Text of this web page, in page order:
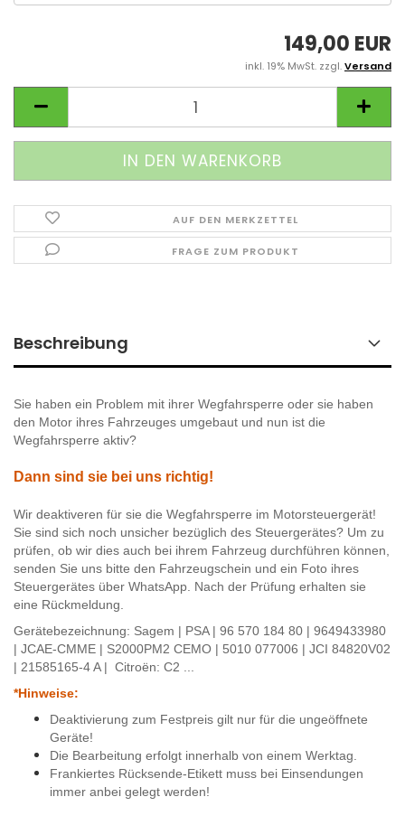
149,00 EUR
inkl. 19% MwSt. zzgl.Versand
AUF DEN MERKZETTEL
FRAGE ZUM PRODUKT
Beschreibung
Sie haben ein Problem mit ihrer Wegfahrsperre oder sie haben
den Motor ihres Fahrzeuges umgebaut und nun ist die
Wegfahrsperre aktiv?
Dann sind sie bei uns richtig!
Wir deaktiveren für sie die Wegfahrsperre im Motorsteuergerät!
Sie sind sich noch unsicher bezüglich des Steuergerätes? Um zu
prüfen, ob wir dies auch bei ihrem Fahrzeug durchführen können,
senden Sie uns bitte den Fahrzeugschein und ein Foto ihres
Steuergerätes über WhatsApp. Nach der Prüfung erhalten sie
eine Rückmeldung.
Gerätebezeichnung: Sagem | PSA | 96 570 184 80 | 9649433980
| JCAE-CMME | S2000PM2 CEMO | 5010 077006 | JCI 84820V02
| 21585165-4 A | Citroën: C2 ...
*Hinweise:
Deaktivierung zum Festpreis gilt nur für die ungeöffnete
Geräte!
Die Bearbeitung erfolgt innerhalb von einem Werktag.
Frankiertes Rücksende-Etikett muss bei Einsendungen
immer anbei gelegt werden!